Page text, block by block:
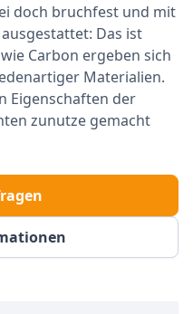
doch bruchfest und mit
Das ist
Carbon ergeben sich
Materialien.
Eigenschaften der
zunutze gemacht